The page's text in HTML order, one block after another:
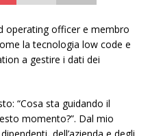
operating officer e membro
la tecnologia low code e
a gestire i dati dei
“Cosa sta guidando il
momento?”. Dal mio